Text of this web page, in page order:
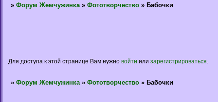
» Форум Жемчужинка » Фототворчество » Бабочки
Для доступа к этой странице Вам нужно войти или зарегистрироваться
» Форум Жемчужинка » Фототворчество » Бабочки